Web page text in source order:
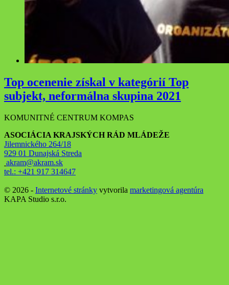
Top ocenenie získal v kategórií Top
subjekt, neformálna skupina 2021
KOMUNITNÉ CENTRUM KOMPAS
ASOCIÁCIA KRAJSKÝCH RÁD MLÁDEŽE
Jilemnického 264/18
929 01 Dunajská Streda
akram@akram.sk
tel.: +421 917 314647
© 2026 - Internetové stránky vytvorila marketingová agentúra
KAPA Studio s.r.o.